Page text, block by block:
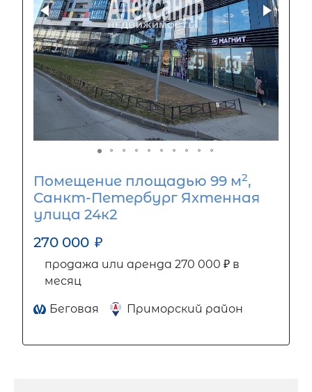
Помещение площадью 99 м2,
Санкт-Петербург Яхтенная
улица 24к2
270 000 ₽
продажа или аренда 270 000 ₽ в
месяц
Беговая Приморский район